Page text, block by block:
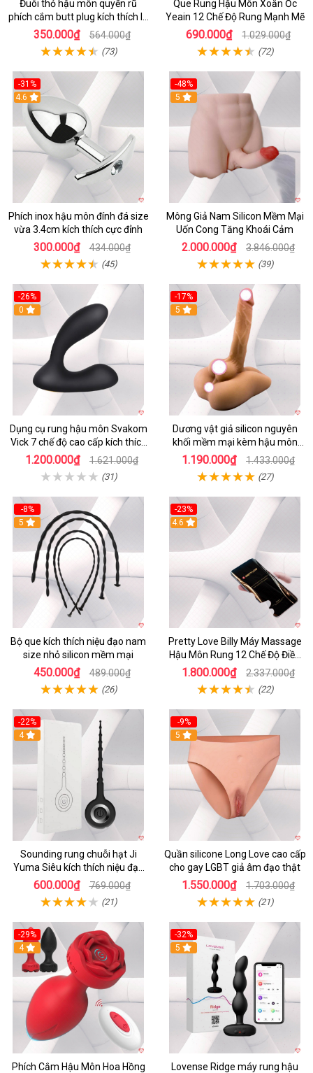
Đuôi thỏ hậu môn quyến rũ
phích cắm butt plug kích thích lỗ
nhị
350.000₫ 564.000₫
(73)
Que Rung Hậu Môn Xoắn Ốc
Yeain 12 Chế Độ Rung Mạnh Mẽ
690.000₫ 1.029.000₫
(72)
-31%
4.6
Phích inox hậu môn đính đá size
vừa 3.4cm kích thích cực đỉnh
300.000₫ 434.000₫
(45)
-48%
5
Mông Giả Nam Silicon Mềm Mại
Uốn Cong Tăng Khoái Cảm
2.000.000₫ 3.846.000₫
(39)
-26%
0
Dụng cụ rung hậu môn Svakom
Vick 7 chế độ cao cấp kích thích
mạnh mẽ
1.200.000₫ 1.621.000₫
(31)
-17%
5
Dương vật giả silicon nguyên
khối mềm mại kèm hậu môn
kích thích
1.190.000₫ 1.433.000₫
(27)
-8%
5
Bộ que kích thích niệu đạo nam
size nhỏ silicon mềm mại
450.000₫ 489.000₫
(26)
-23%
4.6
Pretty Love Billy Máy Massage
Hậu Môn Rung 12 Chế Độ Điều
Khiển App
1.800.000₫ 2.337.000₫
(22)
-22%
4
Sounding rung chuỗi hạt Ji
Yuma Siêu kích thích niệu đạo
Nam Gay
600.000₫ 769.000₫
(21)
-9%
5
Quần silicone Long Love cao cấp
cho gay LGBT giả âm đạo thật
1.550.000₫ 1.703.000₫
(21)
-29%
4
Phích Cắm Hậu Môn Hoa Hồng
-32%
5
Lovense Ridge máy rung hậu